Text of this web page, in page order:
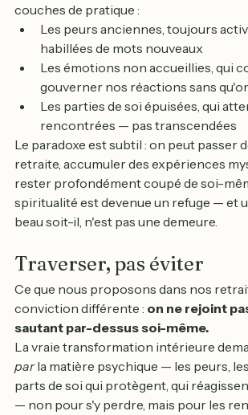
couches de pratique :
Les peurs anciennes, toujours
habillées de mots nouveaux
Les émotions non accueillies, qui
gouverner nos réactions sans
Les parties de soi épuisées, qui
rencontrées — pas transcendées
Le paradoxe est subtil : on peut passer
retraite, accumuler des expériences
rester profondément coupé de soi-
spiritualité est devenue un refuge — et
beau soit-il, n'est pas une demeure.
Traverser, pas éviter
Ce que nous proposons dans nos
conviction différente : on ne rejoint
sautant par-dessus soi-même.
La vraie transformation intérieure
par la matière psychique — les peurs,
parts de soi qui protègent, qui
— non pour s'y perdre, mais pour les